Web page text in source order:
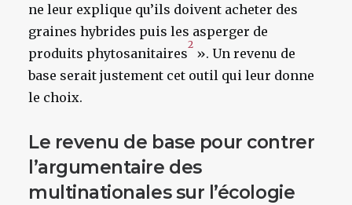
ne leur explique qu’ils doivent acheter des
graines hybrides puis les asperger de
produits phytosanitaires
2
». Un revenu de
base serait justement cet outil qui leur donne
le choix.
Le revenu de base pour contrer
l’argumentaire des
multinationales sur l’écologie